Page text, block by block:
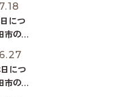
につ
市の外
美
につ
市の外